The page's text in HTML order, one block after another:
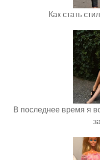
Как стать
В последнее время я